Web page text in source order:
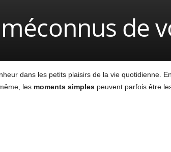
de
dans les petits plaisirs de la vie quotidienne.
les moments simplespeuvent parfois être